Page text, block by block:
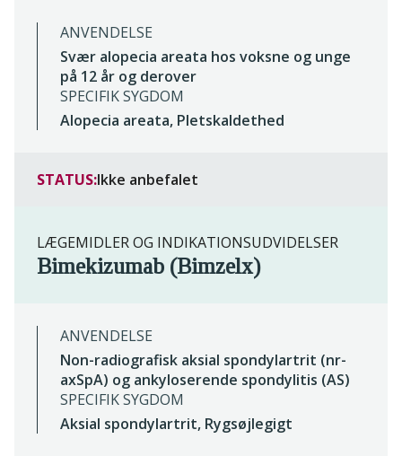
ANVENDELSE
Svær alopecia areata hos voksne og unge
på 12 år og derover
SPECIFIK SYGDOM
Alopecia areata, Pletskaldethed
STATUS:Ikke anbefalet
LÆGEMIDLER OG INDIKATIONSUDVIDELSER
Bimekizumab (Bimzelx)
ANVENDELSE
Non-radiografisk aksial spondylartrit (nr-
axSpA) og ankyloserende spondylitis (AS)
SPECIFIK SYGDOM
Aksial spondylartrit, Rygsøjlegigt